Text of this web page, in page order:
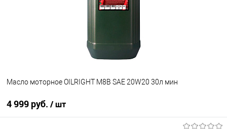
Масло моторное OILRIGHT М8В SAE 20W20 30л мин
4 999 руб. / шт